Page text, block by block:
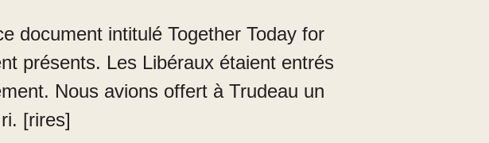
document intitulé Together Today for
présents. Les Libéraux étaient entrés
Nous avions offert à Trudeau un
[rires]